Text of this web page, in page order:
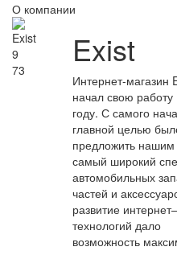
О компании
9
73
Exist
Интернет-магазин
начал свою работу
году. С самого
главной целью
предложить нашим
самый широкий
автомобильных
частей и
развитие интернет–
технологий дало
возможность